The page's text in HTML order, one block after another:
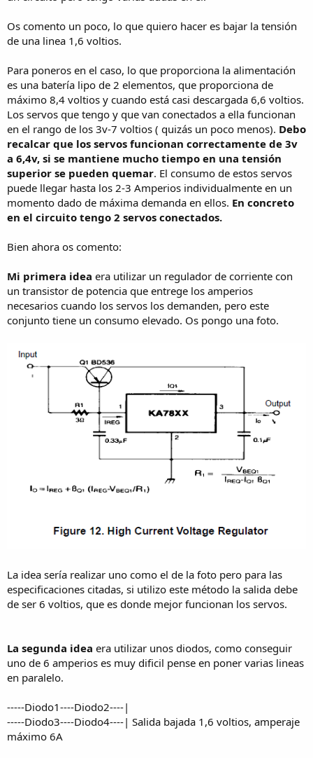
Os comento un poco, lo que quiero hacer es bajar la tensión
de una linea 1,6 voltios.
Para poneros en el caso, lo que proporciona la alimentación
es una batería lipo de 2 elementos, que proporciona de
máximo 8,4 voltios y cuando está casi descargada 6,6 voltios.
Los servos que tengo y que van conectados a ella funcionan
en el rango de los 3v-7 voltios ( quizás un poco menos). Debo
recalcar que los servos funcionan correctamente de 3v
a 6,4v, si se mantiene mucho tiempo en una tensión
superior se pueden quemar. El consumo de estos servos
puede llegar hasta los 2-3 Amperios individualmente en un
momento dado de máxima demanda en ellos. En concreto
en el circuito tengo 2 servos conectados.
Bien ahora os comento:
Mi primera idea era utilizar un regulador de corriente con
un transistor de potencia que entrege los amperios
necesarios cuando los servos los demanden, pero este
conjunto tiene un consumo elevado. Os pongo una foto.
La idea sería realizar uno como el de la foto pero para las
especificaciones citadas, si utilizo este método la salida debe
de ser 6 voltios, que es donde mejor funcionan los servos.
La segunda idea era utilizar unos diodos, como conseguir
uno de 6 amperios es muy dificil pense en poner varias lineas
en paralelo.
-----Diodo1----Diodo2----|
-----Diodo3----Diodo4----| Salida bajada 1,6 voltios, amperaje
máximo 6A